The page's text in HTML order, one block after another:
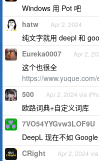
Windows 用 Pot 吧
hatw Apr 2, 2024
纯文字就用 deepl 和
Eureka0007 Apr 2,
这个也很全
https://
500 Apr 2, 2024 via
欧路词典+自定义词库
7VO54YYGvw3LOF9U
DeepL 现在不如
CRight Apr 2, 2024